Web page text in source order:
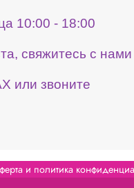
10:00 - 18:00
свяжитесь с
или звоните
и политика